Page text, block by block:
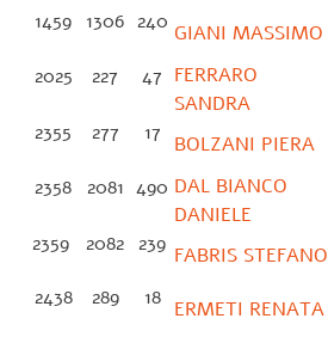
1459 1306 240 GIANI MASSIMO
2025 227 47 FERRARO
SANDRA
2355 277 17 BOLZANI PIERA
2358 2081 490 DAL BIANCO
DANIELE
2359 2082 239 FABRIS STEFANO
2438 289 18 ERMETI RENATA